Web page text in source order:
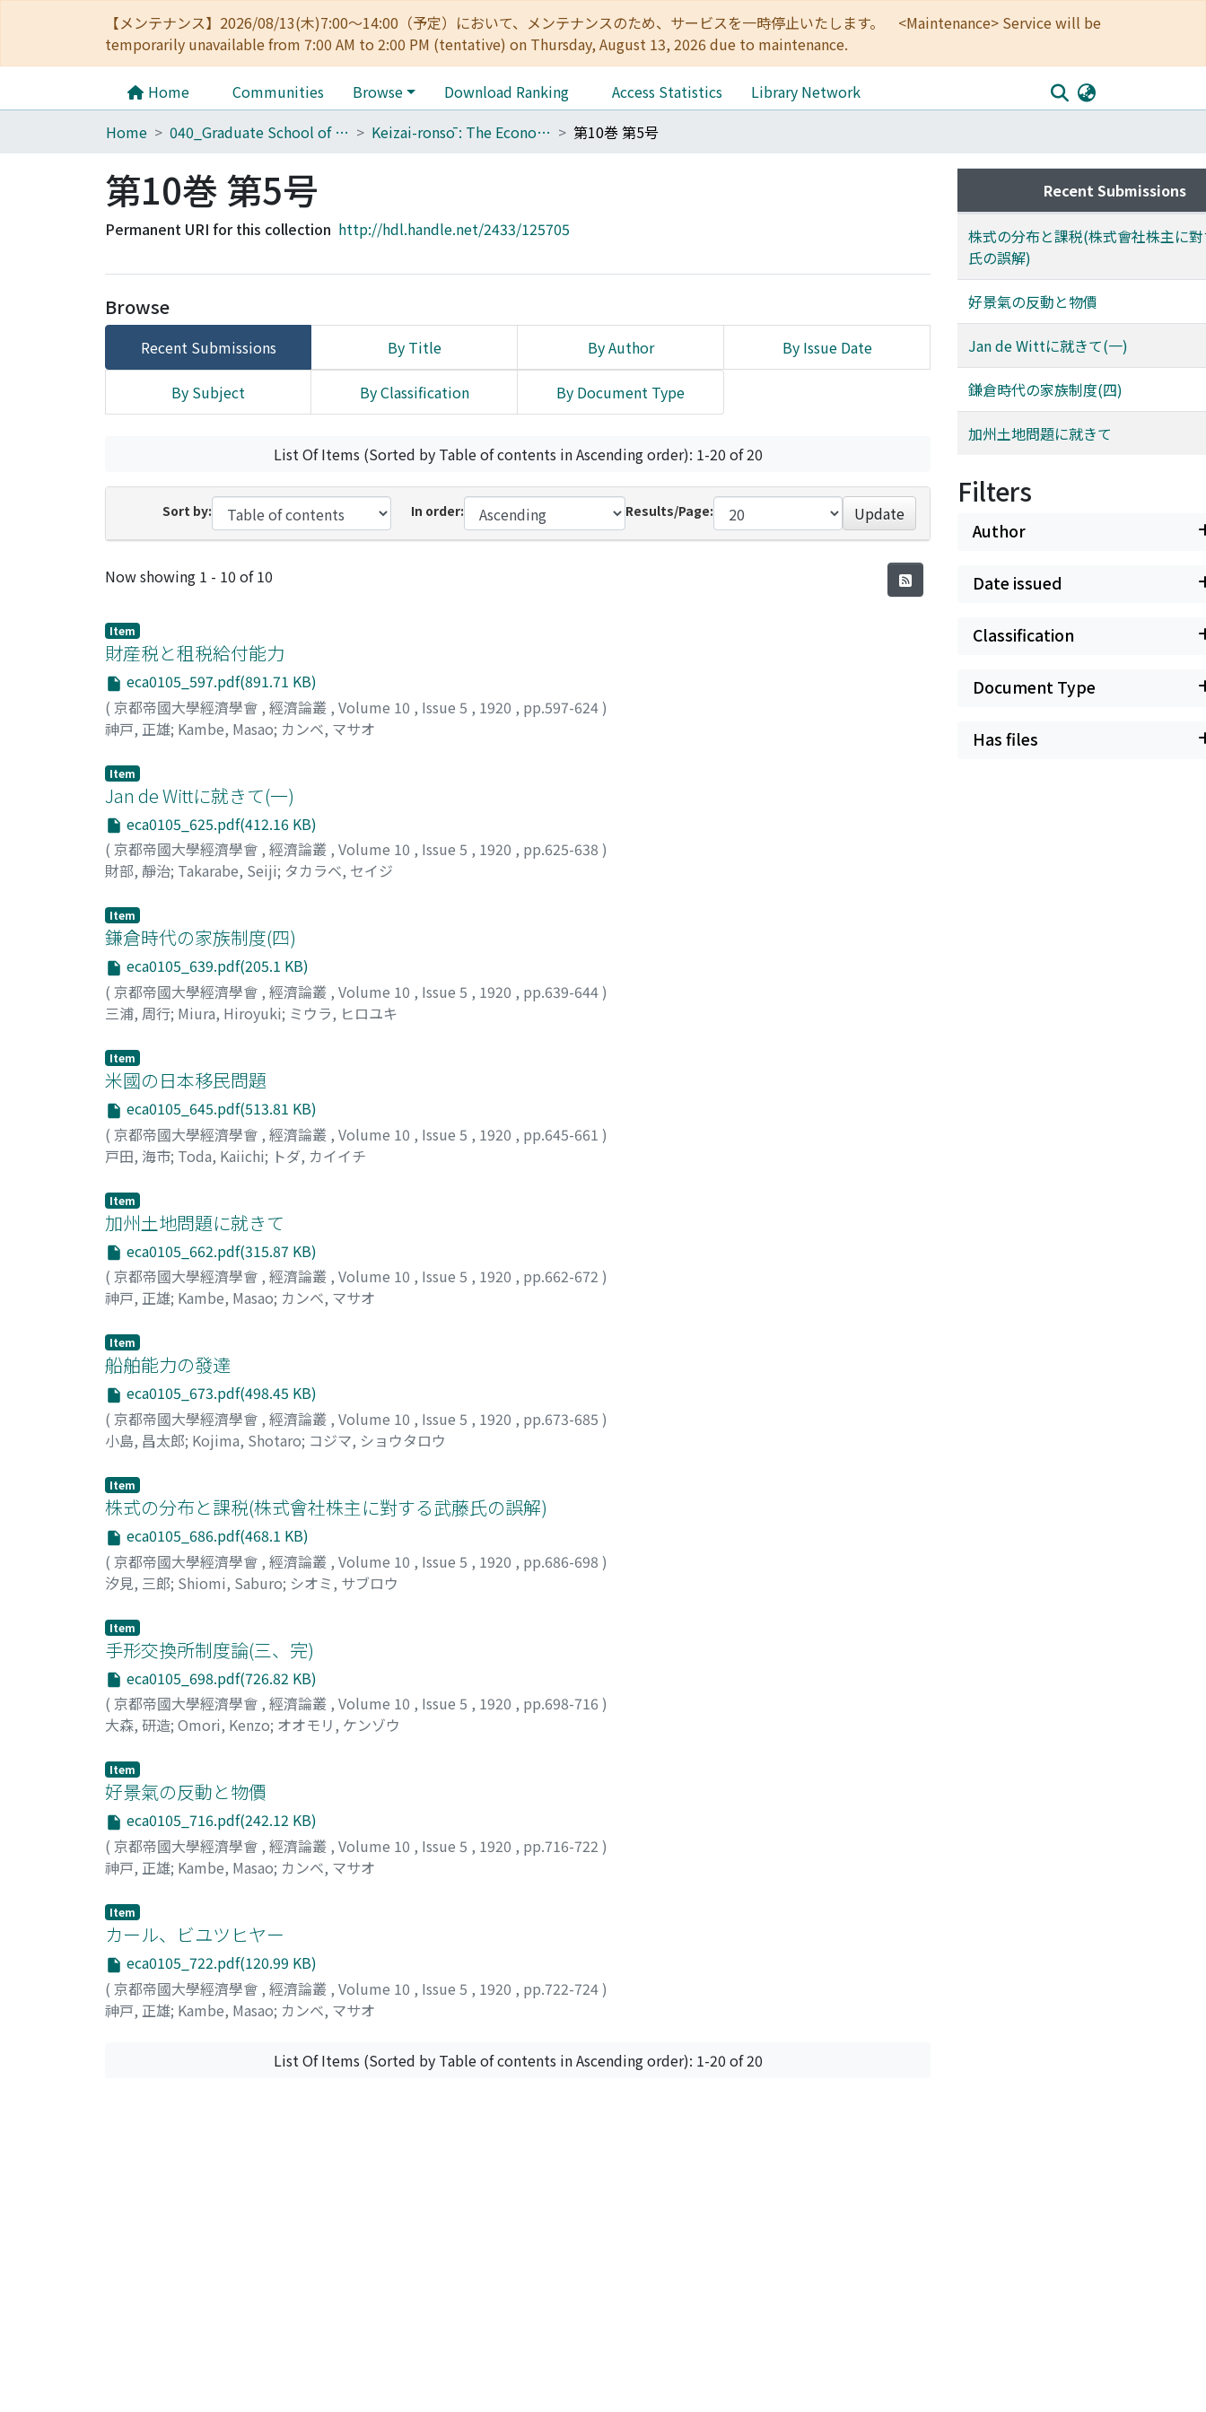
【メンテナンス】2026/08/13(木)7:00～14:00（予定）において、メンテナンスのため、サービスを一時停止いたします。 <Maintenance> Service will be
temporarily unavailable from 7:00 AM to 2:00 PM (tentative) on Thursday, August 13, 2026 due to maintenance.
Home Communities Browse Download Ranking Access Statistics
Library Network
Home
040_Graduate School of Economics Keizai-ronsō : The Economic Review 第10巻 第5号
第10巻 第5号
Permanent URI for this collection http://hdl.handle.net/2433/125705
Browse
Recent Submissions By Title By Author By Issue Date
By Subject By Classification By Document Type
List Of Items (Sorted by Table of contents in Ascending order): 1-20 of 20
Sort by: In order: Results/Page: Update
Recent Submissions
Now showing 1 - 10 of 10
Item
財産税と租税給付能力
eca0105_597.pdf(891.71 KB)
( 京都帝國大學經濟學會 , 經濟論叢 , Volume 10 , Issue 5 , 1920 , pp.597-624)
神戸, 正雄; Kambe, Masao; カンベ, マサオ
Item
Jan de Wittに就きて(一)
eca0105_625.pdf(412.16 KB)
( 京都帝國大學經濟學會 , 經濟論叢 , Volume 10 , Issue 5 , 1920 , pp.625-638 )
財部, 靜治; Takarabe, Seiji; タカラベ, セイジ
Item
鎌倉時代の家族制度(四)
eca0105_639.pdf(205.1 KB)
( 京都帝國大學經濟學會 , 經濟論叢 , Volume 10 , Issue 5 , 1920 , pp.639-644)
三浦, 周行; Miura, Hiroyuki; ミウラ, ヒロユキ
Item
米國の日本移民問題
eca0105_645.pdf(513.81 KB)
( 京都帝國大學經濟學會 , 經濟論叢 , Volume 10 , Issue 5 , 1920 , pp.645-661 )
戸田, 海市; Toda, Kaiichi; トダ, カイイチ
Item
加州土地問題に就きて
eca0105_662.pdf(315.87 KB)
( 京都帝國大學經濟學會 , 經濟論叢 , Volume 10 , Issue 5 , 1920 , pp.662-672 )
神戸, 正雄; Kambe, Masao; カンベ, マサオ
Item
船舶能力の發達
eca0105_673.pdf(498.45 KB)
( 京都帝國大學經濟學會 , 經濟論叢 , Volume 10 , Issue 5 , 1920 , pp.673-685 )
小島, 昌太郎; Kojima, Shotaro; コジマ, ショウタロウ
Item
株式の分布と課税(株式會社株主に對する武藤氏の誤解)
eca0105_686.pdf(468.1 KB)
( 京都帝國大學經濟學會 , 經濟論叢 , Volume 10 , Issue 5 , 1920 , pp.686-698 )
汐見, 三郎; Shiomi, Saburo; シオミ, サブロウ
Item
手形交換所制度論(三、完)
eca0105_698.pdf(726.82 KB)
( 京都帝國大學經濟學會 , 經濟論叢 , Volume 10 , Issue 5 , 1920 , pp.698-716 )
大森, 研造; Omori, Kenzo; オオモリ, ケンゾウ
Item
好景氣の反動と物價
eca0105_716.pdf(242.12 KB)
( 京都帝國大學經濟學會 , 經濟論叢 , Volume 10 , Issue 5 , 1920 , pp.716-722 )
神戸, 正雄; Kambe, Masao; カンベ, マサオ
Item
カール、ビユツヒヤー
eca0105_722.pdf(120.99 KB)
( 京都帝國大學經濟學會 , 經濟論叢 , Volume 10 , Issue 5 , 1920 , pp.722-724)
神戸, 正雄; Kambe, Masao; カンベ, マサオ
List Of Items (Sorted by Table of contents in Ascending order): 1-20 of 20
Recent Submissions
株式の分布と課税(株式會社株主に
氏の誤解)
好景氣の反動と物價
Jan de Wittに就きて(一)
鎌倉時代の家族制度(四)
加州土地問題に就きて
Filters
Author
Date issued
Classification
Document Type
Has files